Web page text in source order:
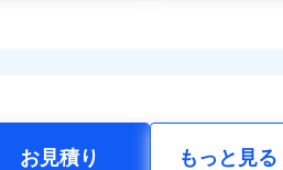
お見積り もっと見る